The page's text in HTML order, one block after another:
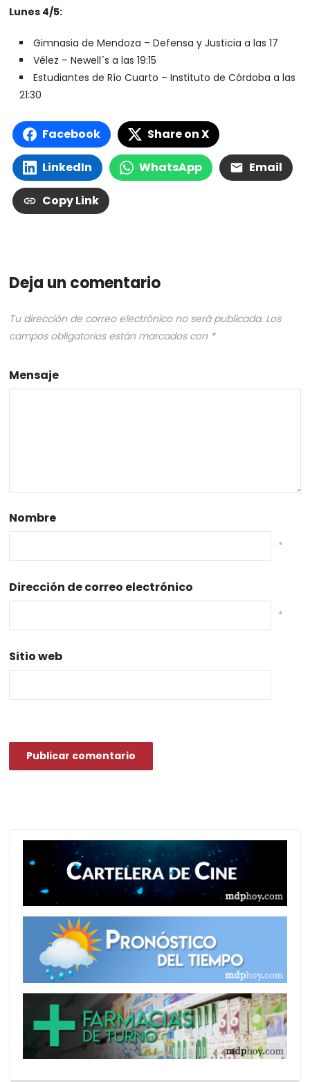
Lunes 4/5:
Gimnasia de Mendoza – Defensa y Justicia a las 17
Vélez – Newell´s a las 19:15
Estudiantes de Río Cuarto – Instituto de Córdoba a las
21:30
Facebook Share on X
LinkedIn WhatsApp Email
Copy Link
Deja un comentario
Tu dirección de correo electrónico no será publicada. Los
campos obligatorios están marcados con *
Mensaje
Nombre
*
Dirección de correo electrónico
*
Sitio web